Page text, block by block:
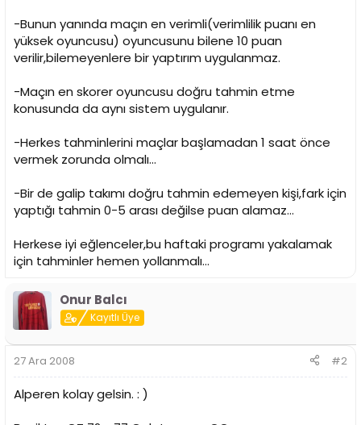
-Bunun yanında maçın en verimli(verimlilik puanı en
yüksek oyuncusu) oyuncusunu bilene 10 puan
verilir,bilemeyenlere bir yaptırım uygulanmaz.
-Maçın en skorer oyuncusu doğru tahmin etme
konusunda da aynı sistem uygulanır.
-Herkes tahminlerini maçlar başlamadan 1 saat önce
vermek zorunda olmalı...
-Bir de galip takımı doğru tahmin edemeyen kişi,fark için
yaptığı tahmin 0-5 arası değilse puan alamaz...
Herkese iyi eğlenceler,bu haftaki programı yakalamak
için tahminler hemen yollanmalı...
Onur Balcı
Kayıtlı Üye
27 Ara 2008 #2
Alperen kolay gelsin. : )